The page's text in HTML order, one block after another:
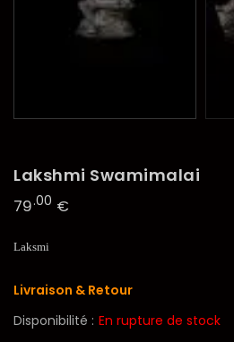
Lakshmi Swamimalai
79.00 €
Laksmi
Livraison & Retour
Disponibilité : En rupture de stock